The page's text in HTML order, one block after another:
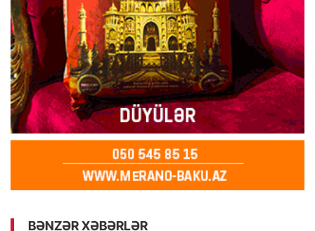
BƏNZƏR XƏBƏRLƏR